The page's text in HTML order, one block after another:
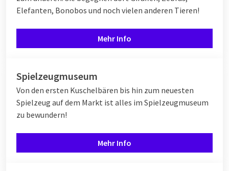
Elefanten, Bonobos und noch vielen anderen Tieren!
Mehr Info
Spielzeugmuseum
Von den ersten Kuschelbären bis hin zum neuesten
Spielzeug auf dem Markt ist alles im Spielzeugmuseum
zu bewundern!
Mehr Info